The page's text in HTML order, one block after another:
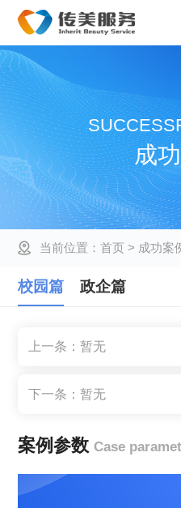
成
当前位置：首页 > 成功案
校园篇 政企篇
上一条：暂无
下一条：暂无
案例参数 Case